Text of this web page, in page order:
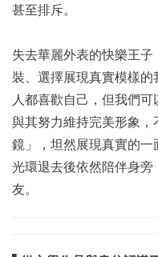
甚至排斥。
失去華麗外表的快樂王
裝、選擇展現真實模樣
人都喜歡自己，但我們可
與其努力維持完美形象
鏡」，坦然展現真實的
光環退去後依然陪伴身旁
友。